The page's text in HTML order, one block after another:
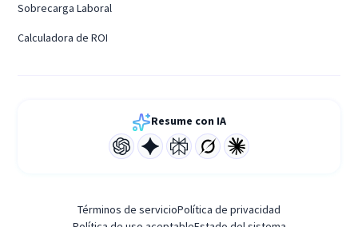
Sobrecarga Laboral
Calculadora de ROI
Resume con IA
Términos de servicioPolítica de privacidad